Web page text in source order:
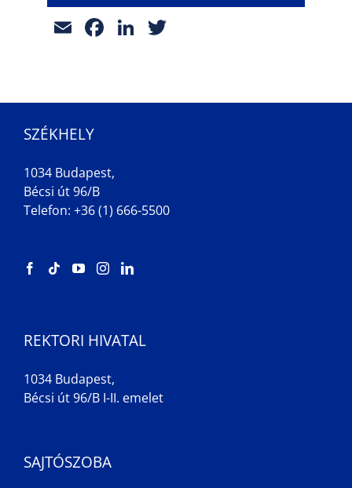
EmailFacebook
LinkedIn
SZÉKHELY
1034 Budapest,
Bécsi út 96/B
Telefon: +36 (1) 666-5500
REKTORI HIVATAL
1034 Budapest,
Bécsi út 96/B I-II. emelet
SAJTÓSZOBA